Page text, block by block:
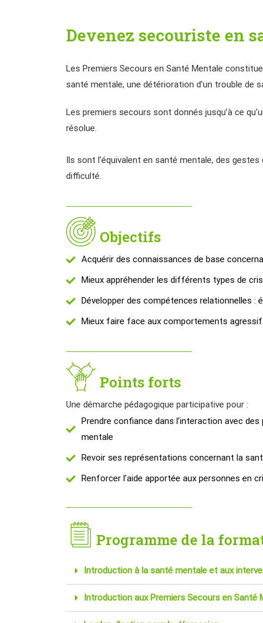
Devenez secouriste en
Les Premiers Secours en Santé Mentale
santé mentale, une détérioration d’un trouble de
Les premiers secours sont donnés jusqu’à ce
résolue.
Ils sont l’équivalent en santé mentale, des
difficulté.
Objectifs
Acquérir des connaissances de base
Mieux appréhender les différents types de
Développer des compétences relationnelles
Mieux faire face aux comportements
Points forts
Une démarche pédagogique participative pour :
Prendre confiance dans l’interaction avec
mentale
Revoir ses représentations concernant la
Renforcer l’aide apportée aux personnes en
Programme de la
Introduction à la santé mentale et aux
Introduction aux Premiers Secours en Santé